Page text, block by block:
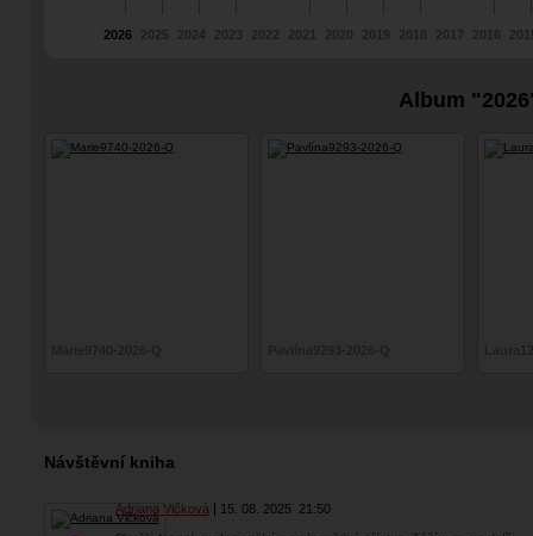
2026
Album
Návštěvní kniha
Adriana Vlčková 15. 08. 2025 21:50